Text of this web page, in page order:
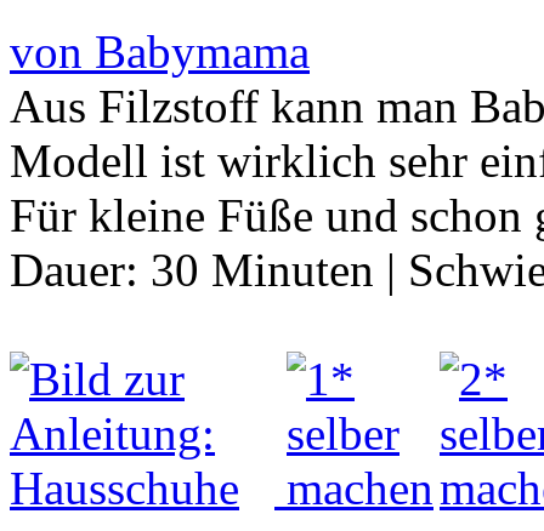
von Babymama
Aus Filzstoff kann man
Modell ist wirklich sehr
Für kleine Füße und
Dauer: 30 Minuten |